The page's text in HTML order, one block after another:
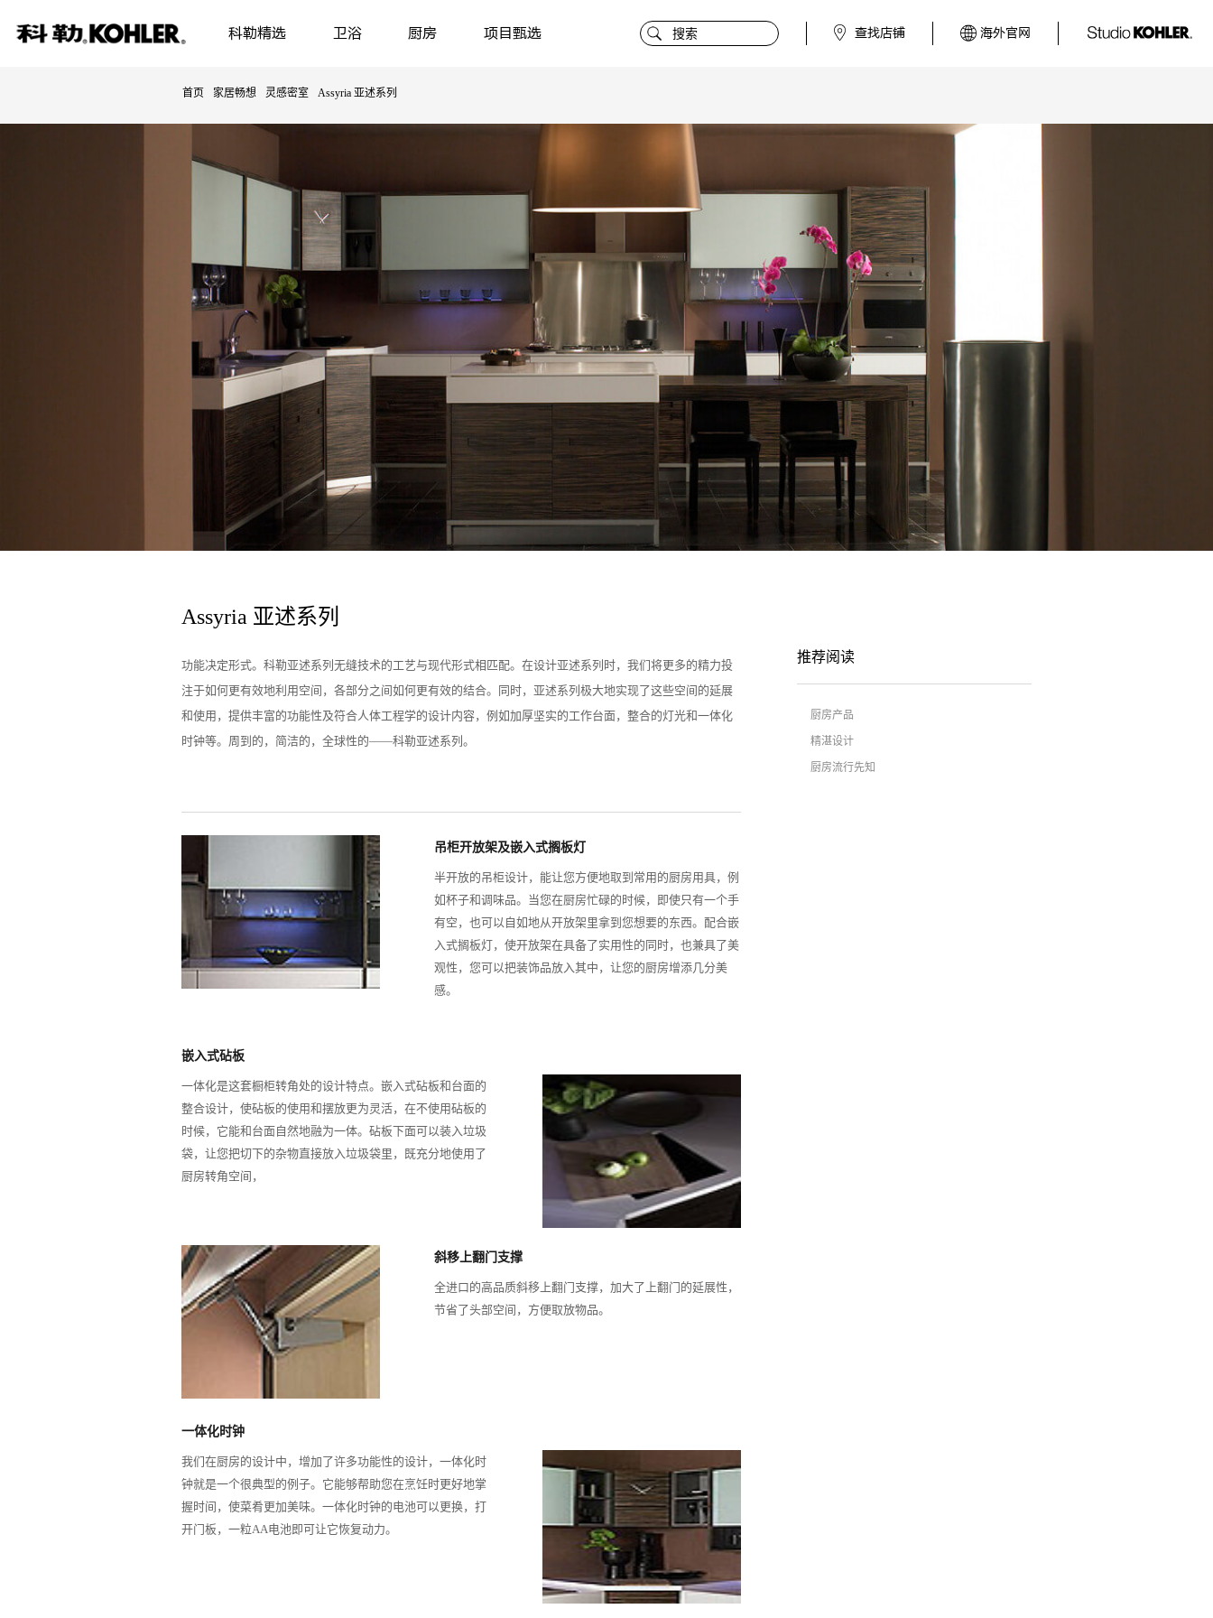
科勒精选 卫浴 厨房 项目甄选 查找店铺 海外官网
首页 家居畅想 灵感密室 Assyria 亚述系列
Assyria 亚述系列
功能决定形式。科勒亚述系列无缝技术的工艺与现代形式相匹配。在设计亚述系列时，我们将更多的精力投
注于如何更有效地利用空间，各部分之间如何更有效的结合。同时，亚述系列极大地实现了这些空间的延展
和使用，提供丰富的功能性及符合人体工程学的设计内容，例如加厚坚实的工作台面，整合的灯光和一体化
时钟等。周到的，简洁的，全球性的——科勒亚述系列。
吊柜开放架及嵌入式搁板灯
半开放的吊柜设计，能让您方便地取到常用的厨房用具，例
如杯子和调味品。当您在厨房忙碌的时候，即使只有一个手
有空，也可以自如地从开放架里拿到您想要的东西。配合嵌
入式搁板灯，使开放架在具备了实用性的同时，也兼具了美
观性，您可以把装饰品放入其中，让您的厨房增添几分美
感。
嵌入式砧板
一体化是这套橱柜转角处的设计特点。嵌入式砧板和台面的
整合设计，使砧板的使用和摆放更为灵活，在不使用砧板的
时候，它能和台面自然地融为一体。砧板下面可以装入垃圾
袋，让您把切下的杂物直接放入垃圾袋里，既充分地使用了
厨房转角空间，
斜移上翻门支撑
全进口的高品质斜移上翻门支撑，加大了上翻门的延展性，
节省了头部空间，方便取放物品。
一体化时钟
我们在厨房的设计中，增加了许多功能性的设计，一体化时
钟就是一个很典型的例子。它能够帮助您在烹饪时更好地掌
握时间，使菜肴更加美味。一体化时钟的电池可以更换，打
开门板，一粒AA电池即可让它恢复动力。
推荐阅读
厨房产品
精湛设计
厨房流行先知